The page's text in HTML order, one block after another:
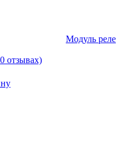
Модуль реле
отзывах)